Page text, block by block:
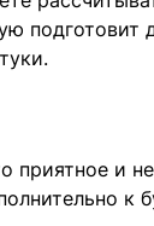
подготовит
приятное и
к